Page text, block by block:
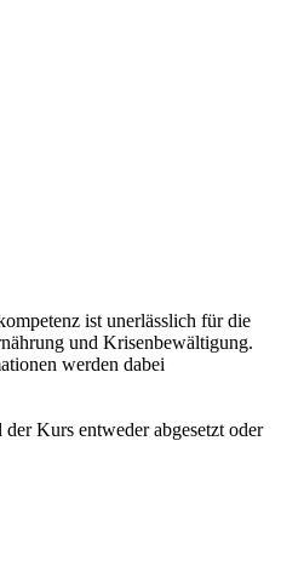
ist unerlässlich für die
und Krisenbewältigung.
werden dabei
Kurs entweder abgesetzt oder